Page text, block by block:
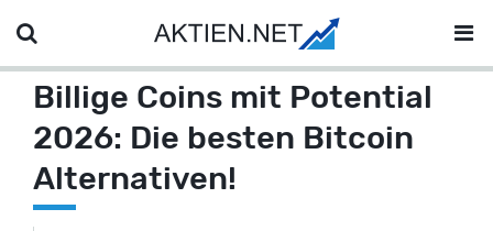
Billige Coins mit Potential
2026: Die besten Bitcoin
Alternativen!